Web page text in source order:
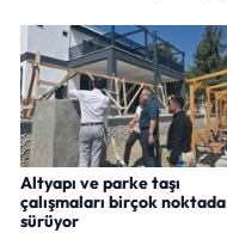
Altyapı ve parke taşı
çalışmaları birçok noktada
sürüyor